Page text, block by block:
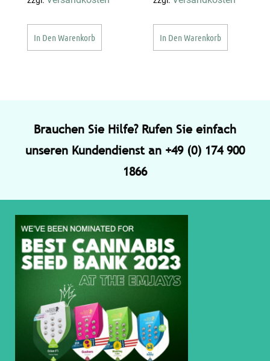
In Den Warenkorb In Den Warenkorb
Brauchen Sie Hilfe? Rufen Sie einfach
unseren Kundendienst an +49 (0) 174 900
1866